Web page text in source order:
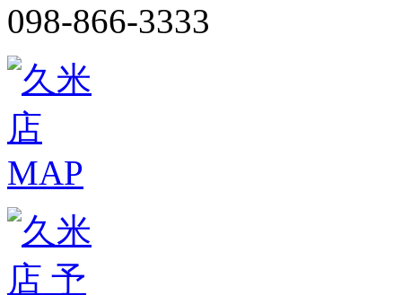
098-866-3333